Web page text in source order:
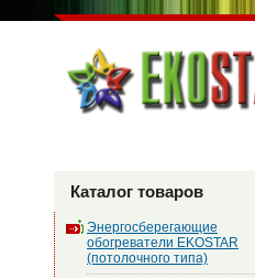
Каталог товаров
Энергосберегающие
обогреватели EKOSTAR
(потолочного типа)